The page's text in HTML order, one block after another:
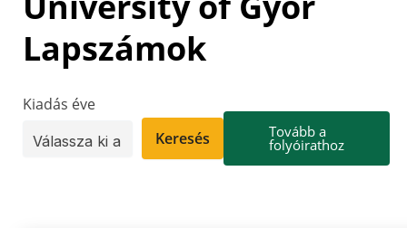
Lapszámok
Kiadás éve
Keresés
Tovább a
folyóirathoz